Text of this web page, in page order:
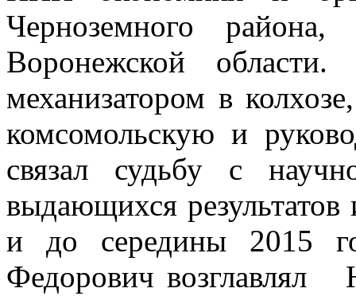
Черноземного
Воронежской
механизатором в
комсомольскую и
связал судьбу с
выдающихся
и до середины 2015
Федорович